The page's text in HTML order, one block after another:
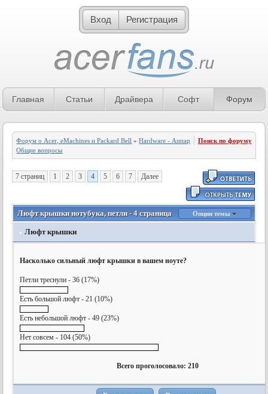
Вход Регистрация
Главная Статьи Драйвера Софт Форум
Форум о Acer, eMachines и Packard Bell »Hardware - Аппаратное обеспечение»
Общие вопросы
Поиск по форуму
7 страниц 1 2 3 4 5 6 7 Далее
Люфт крышки нотубука, петли - 4 страница Опции темы
Люфт крышки
Насколько сильный люфт крышки в вашем ноуте?
Петли треснули - 36 (17%)
Есть большой люфт - 21 (10%)
Есть небольшой люфт - 49 (23%)
Нет совсем - 104 (50%)
Всего проголосовало: 210